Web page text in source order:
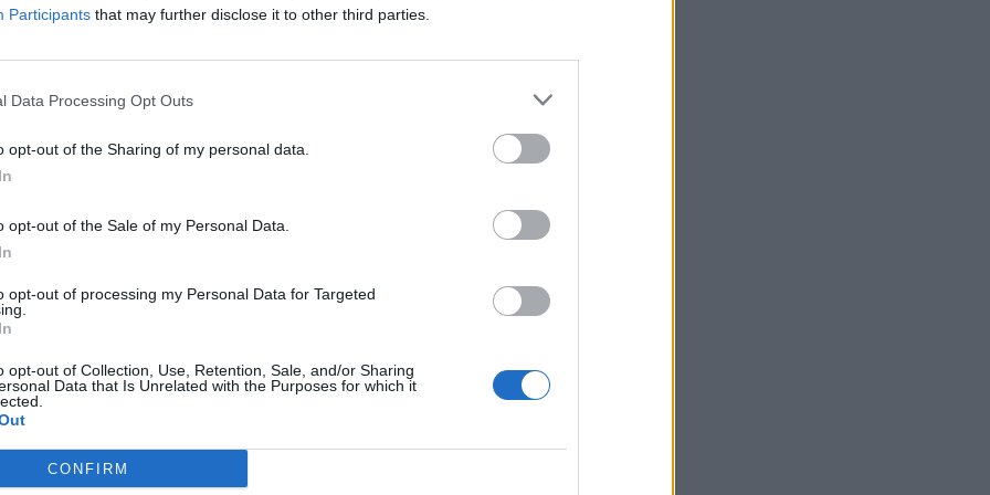
Participants that may further disclose it to other third parties.
Data Processing Opt Outs
opt-out of the Sharing of my personal data.
opt-out of the Sale of my Personal Data.
opt-out of processing my Personal Data for Targeted
opt-out of Collection, Use, Retention, Sale, and/or Sharing
Data that Is Unrelated with the Purposes for which it
CONFIRM
γίνει για να επιτευχθεί η ανοσία της αγέλης και στην Ελλάδα; Ποιος είναι ο
του κορωνοϊού; Ο καθηγητής του LSE, Ηλίας Μόσιαλος, απάντησε στον...